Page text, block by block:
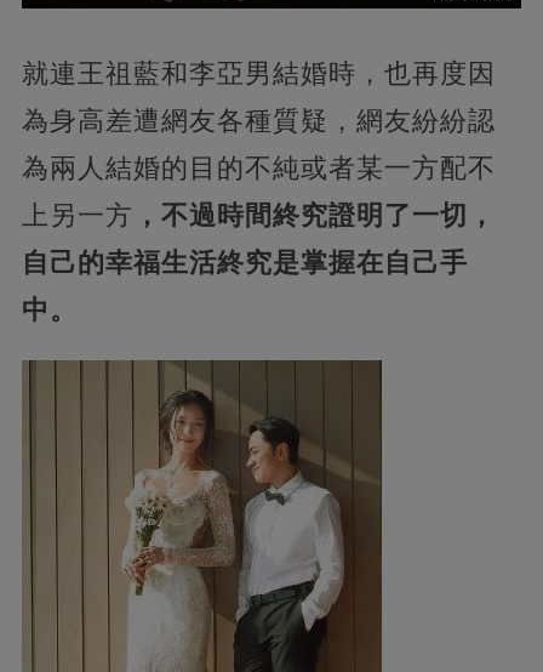
就連王祖藍和李亞男結婚時，也再度因
為身高差遭網友各種質疑，網友紛紛認
為兩人結婚的目的不純或者某一方配不
上另一方 ，不過時間終究證明了一切，
自己的幸福生活終究是掌握在自己手
中。